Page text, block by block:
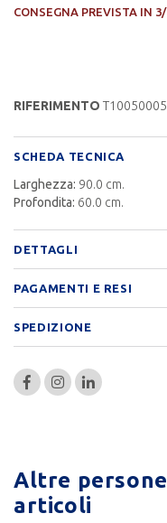
CONSEGNA PREVISTA IN
RIFERIMENTO
SCHEDA TECNICA
Larghezza: 90.0 cm.
Profondita: 60.0 cm.
DETTAGLI
PAGAMENTI E RESI
SPEDIZIONE
Altre
articoli